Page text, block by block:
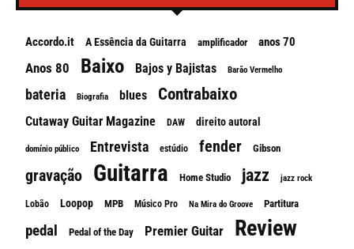
Accordo.it A Essência da Guitarra amplificador anos 70
Anos 80 Baixo Bajos y Bajistas Barão Vermelho
bateria Biografia blues Contrabaixo
Cutaway Guitar Magazine DAW direito autoral
domínio público Entrevista estúdio fender Gibson
gravação Guitarra Home Studio jazz jazz rock
Lobão Loopop MPB Músico Pro Na Mira do Groove Partitura
pedal Pedal of the Day Premier Guitar Review